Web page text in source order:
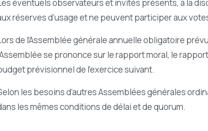
éventuels observateurs et invités présents, à la
réserves d’usage et ne peuvent participer aux
de l’Assemblée générale annuelle obligatoire
se prononce sur le rapport moral, le
prévisionnel de l’exercice suivant.
les besoins d’autres Assemblées générales
les mêmes conditions de délai et de quorum.